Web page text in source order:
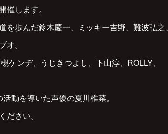
します。
歩んだ鈴木慶一、ミッキー吉野、難波弘之、
。
ケンヂ、うじきつよし、下山淳、ROLLY、
動を導いた声優の夏川椎菜。
ださい。